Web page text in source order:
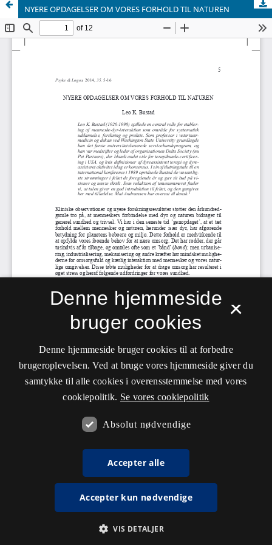
NYERE OPDAGELSER OM VORES FORHOLD TIL NATUREN
×
Denne hjemmeside
bruger cookies
Denne hjemmeside bruger cookies til at forbedre
brugeroplevelsen. Ved at bruge vores hjemmeside giver du
samtykke til alle cookies i overensstemmelse med vores
cookiepolitik. Se vores cookiepolitik
Absolut nødvendige
Accepter alle
Accepter kun nødvendige
VIS DETALJER